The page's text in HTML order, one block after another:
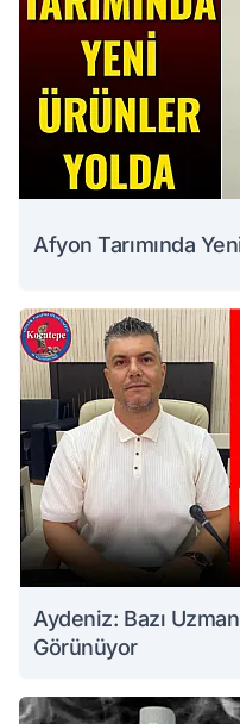
Afyon Tarımında
Aydeniz: Bazı
Görünüyor